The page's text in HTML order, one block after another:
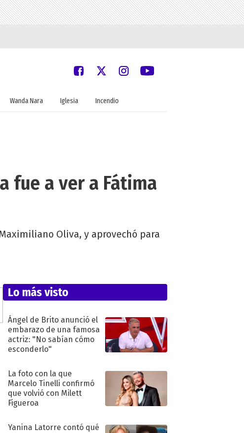
Wanda Nara Iglesia Incendio
fue a ver a Fátima
Oliva, y aprovechó para
Lo más visto
Ángel de Brito anunció el
embarazo de una famosa
actriz: "No sabían cómo
esconderlo"
La foto con la que
Marcelo Tinelli confirmó
que volvió con Milett
Figueroa
Yanina Latorre contó qué